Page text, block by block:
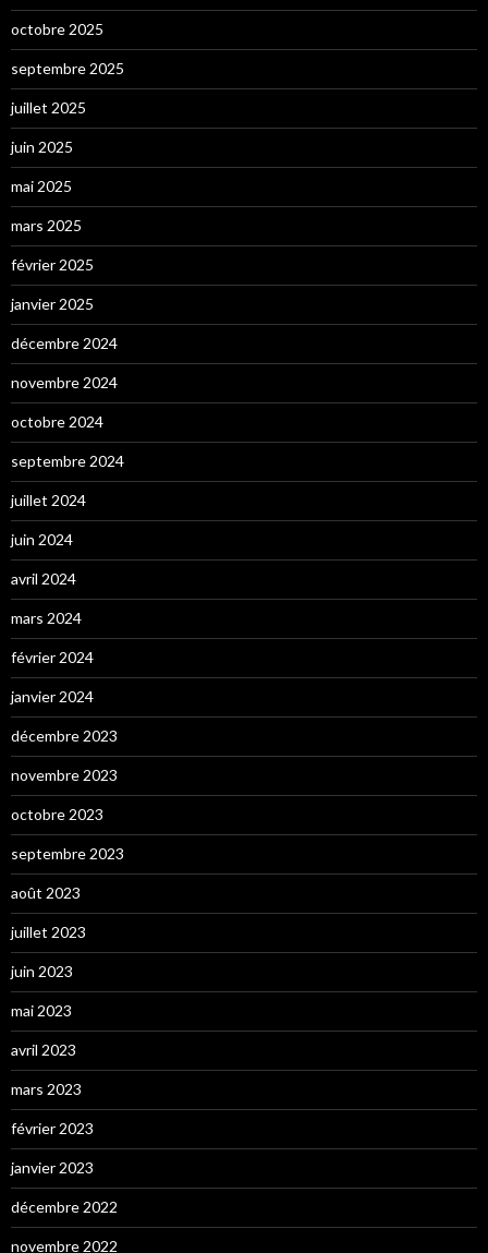
octobre 2025
septembre 2025
juillet 2025
juin 2025
mai 2025
mars 2025
février 2025
janvier 2025
décembre 2024
novembre 2024
octobre 2024
septembre 2024
juillet 2024
juin 2024
avril 2024
mars 2024
février 2024
janvier 2024
décembre 2023
novembre 2023
octobre 2023
septembre 2023
août 2023
juillet 2023
juin 2023
mai 2023
avril 2023
mars 2023
février 2023
janvier 2023
décembre 2022
novembre 2022